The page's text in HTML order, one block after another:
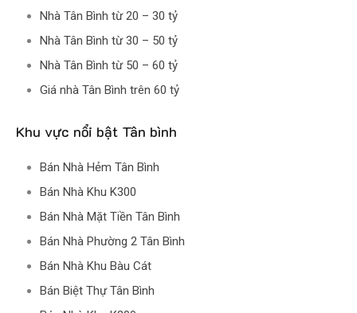
Nhà Tân Bình từ 20 – 30 tỷ
Nhà Tân Bình từ 30 – 50 tỷ
Nhà Tân Bình từ 50 – 60 tỷ
Giá nhà Tân Bình trên 60 tỷ
Khu vực nổi bật Tân bình
Bán Nhà Hẻm Tân Bình
Bán Nhà Khu K300
Bán Nhà Mặt Tiền Tân Bình
Bán Nhà Phường 2 Tân Bình
Bán Nhà Khu Bàu Cát
Bán Biệt Thự Tân Bình